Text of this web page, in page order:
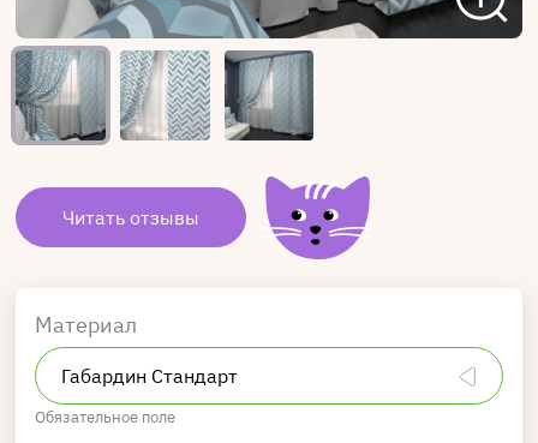
Читать отзывы
Материал
Обязательное поле